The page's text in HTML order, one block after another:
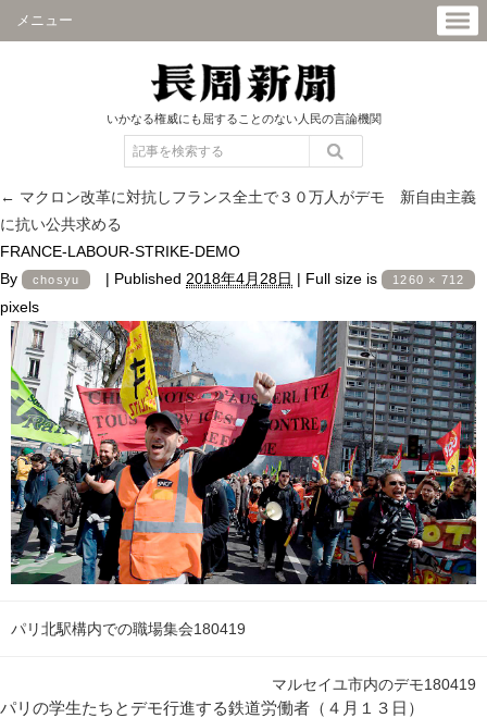
メニュー
いかなる権威にも屈することのない人民の言論機関
← マクロン改革に対抗しフランス全土で３０万人がデモ 新自由主義
に抗い公共求める
FRANCE-LABOUR-STRIKE-DEMO
By
chosyu | Published 2018年4月28日 | Full size is 1260 × 712
pixels
パリ北駅構内での職場集会180419
マルセイユ市内のデモ180419
パリの学生たちとデモ行進する鉄道労働者（４月１３日）